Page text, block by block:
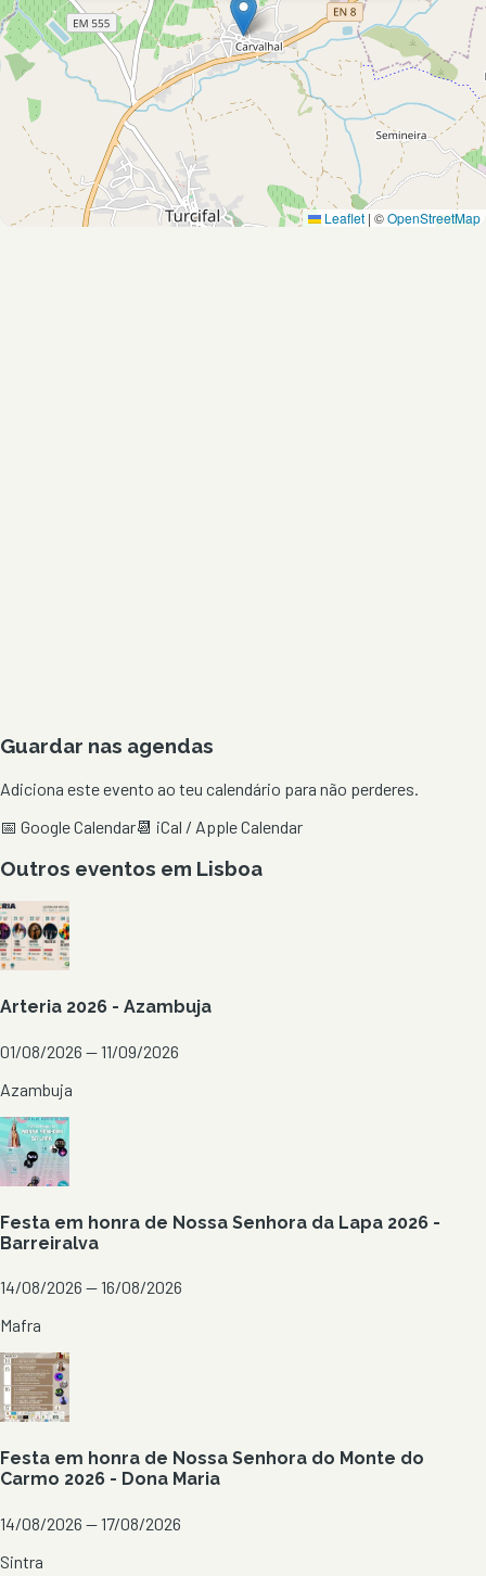
Leaflet | ©OpenStreetMap
Guardar nas agendas
Adiciona este evento ao teu calendário para não perderes.
📅 Google Calendar📆 iCal / Apple Calendar
Outros eventos em Lisboa
Arteria 2026 - Azambuja
01/08/2026 — 11/09/2026
Azambuja
Festa em honra de Nossa Senhora da Lapa 2026 -
Barreiralva
14/08/2026 — 16/08/2026
Mafra
Festa em honra de Nossa Senhora do Monte do
Carmo 2026 - Dona Maria
14/08/2026 — 17/08/2026
Sintra